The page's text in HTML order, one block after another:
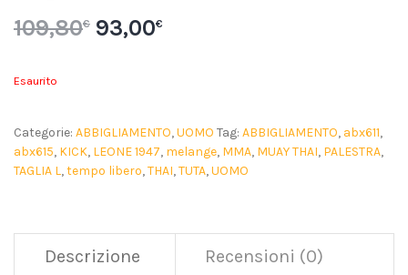
109,80€ 93,00€
Esaurito
Categorie: ABBIGLIAMENTO,UOMO Tag: ABBIGLIAMENTO, abx611,
abx615, KICK, LEONE 1947, melange, MMA, MUAY THAI, PALESTRA,
TAGLIA L,tempo libero,THAI,TUTA,UOMO
Descrizione Recensioni (0)